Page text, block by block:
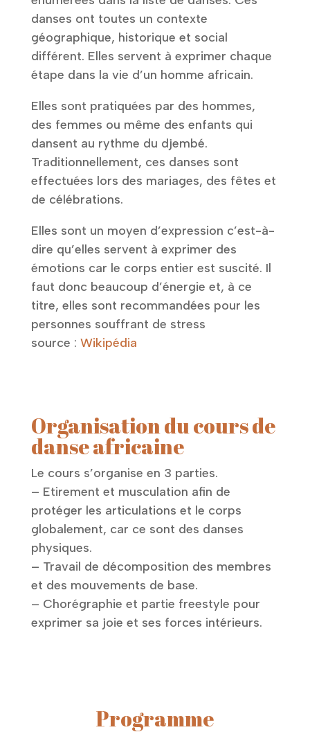
danses ont toutes un contexte
géographique, historique et social
différent. Elles servent à exprimer chaque
étape dans la vie d’un homme africain.
Elles sont pratiquées par des hommes,
des femmes ou même des enfants qui
dansent au rythme du djembé.
Traditionnellement, ces danses sont
effectuées lors des mariages, des fêtes et
de célébrations.
Elles sont un moyen d’expression c’est-à-
dire qu’elles servent à exprimer des
émotions car le corps entier est suscité. Il
faut donc beaucoup d’énergie et, à ce
titre, elles sont recommandées pour les
personnes souffrant de stress
source : Wikipédia
Organisation du cours de
danse africaine
Le cours s’organise en 3 parties.
– Etirement et musculation afin de
protéger les articulations et le corps
globalement, car ce sont des danses
physiques.
– Travail de décomposition des membres
et des mouvements de base.
– Chorégraphie et partie freestyle pour
exprimer sa joie et ses forces intérieurs.
Programme